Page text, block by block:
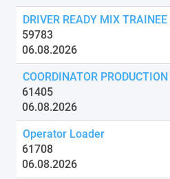
DRIVER READY MIX TRAINEE
59783
06.08.2026
COORDINATOR
61405
06.08.2026
Operator Loader
61708
06.08.2026